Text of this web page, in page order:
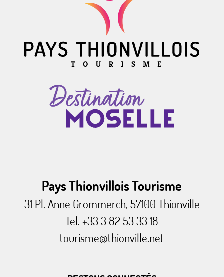
Pays Thionvillois Tourisme
31 Pl. Anne Grommerch, 57100 Thionville
Tel. +33 3 82 53 33 18
tourisme@thionville.net